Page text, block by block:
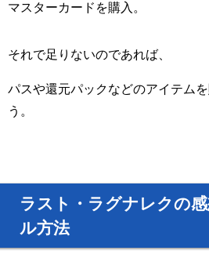
マスターカードを購入。
それで足りないのであれば、
パスや還元パックなどのアイテム
う。
ラスト・ラグナレクの
ル方法